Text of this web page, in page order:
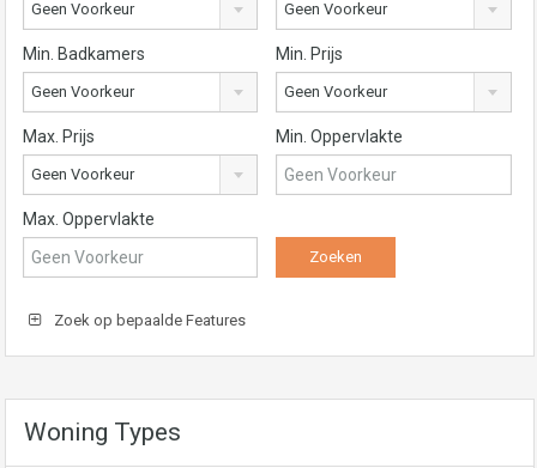
Geen Voorkeur Geen Voorkeur
Min. Badkamers
Geen Voorkeur
Min. Prijs
Geen Voorkeur
Max. Prijs
Geen Voorkeur
Min. Oppervlakte
Max. Oppervlakte
Zoek op bepaalde Features
Woning Types